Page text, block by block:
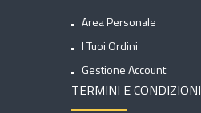
Area Personale
I Tuoi Ordini
Gestione Account
TERMINI E CONDIZIONI